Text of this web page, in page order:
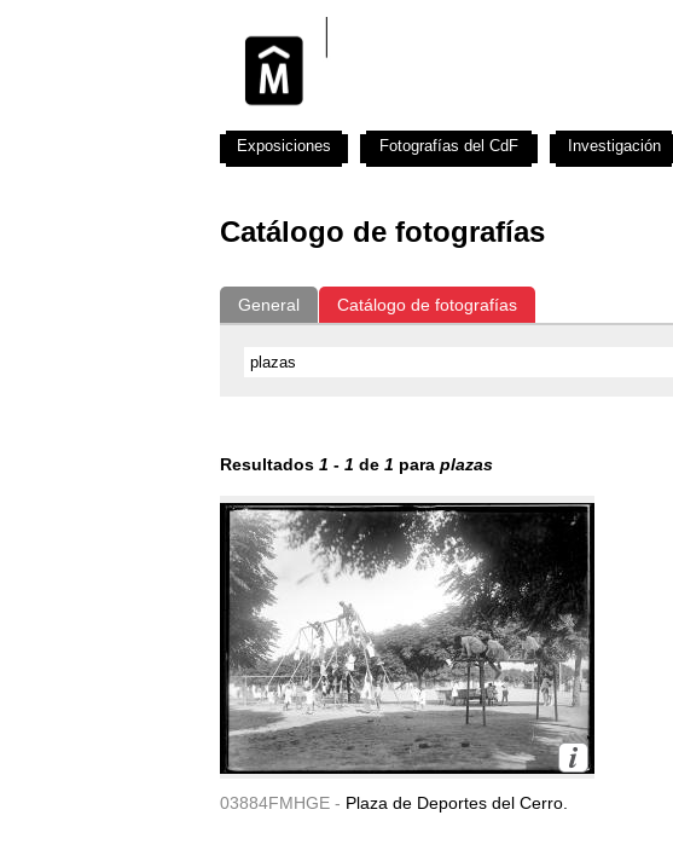
Catálogo de fotografías
General Catálogo de fotografías
Resultados 1 - 1 de 1 para plazas
03884FMHGE - Plaza de Deportes del Cerro.
Exposiciones Fotografías del CdF Investigación